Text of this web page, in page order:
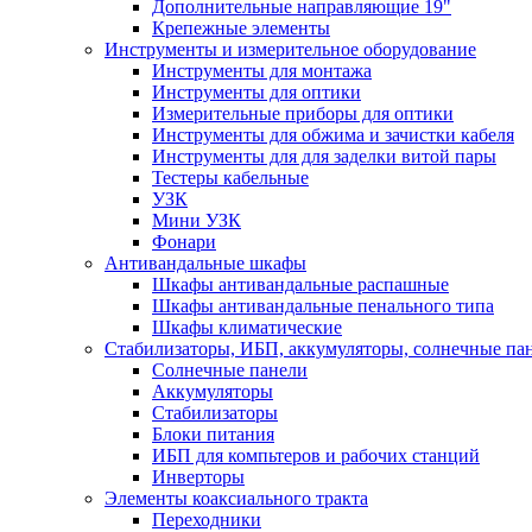
Дополнительные направляющие 19"
Крепежные элементы
Инструменты и измерительное оборудование
Инструменты для монтажа
Инструменты для оптики
Измерительные приборы для оптики
Инструменты для обжима и зачистки кабеля
Инструменты для для заделки витой пары
Тестеры кабельные
УЗК
Мини УЗК
Фонари
Антивандальные шкафы
Шкафы антивандальные распашные
Шкафы антивандальные пенального типа
Шкафы климатические
Стабилизаторы, ИБП, аккумуляторы, солнечные
Солнечные панели
Аккумуляторы
Стабилизаторы
Блоки питания
ИБП для компьтеров и рабочих станций
Инверторы
Элементы коаксиального тракта
Переходники